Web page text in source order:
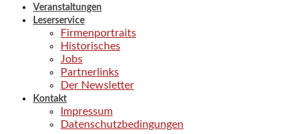
Veranstaltungen
Leserservice
Firmenportraits
Historisches
Jobs
Partnerlinks
Der Newsletter
Kontakt
Impressum
Datenschutzbedingungen